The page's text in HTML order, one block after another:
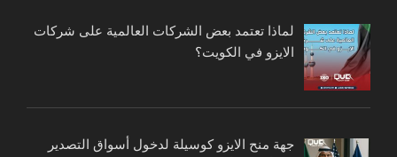
لماذا تعتمد بعض الشركات العالمية على شركات
الايزو في الكويت؟
جهة منح الايزو كوسيلة لدخول أسواق التصدير